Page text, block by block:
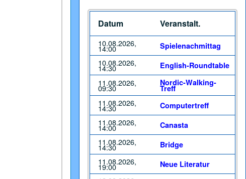
Datum Veranstalt.
10.08.2026,
14:00 Spielenachmittag
10.08.2026,
14:30 English-Roundtable
11.08.2026,
09:30
Nordic-Walking-
Treff
11.08.2026,
14:30 Computertreff
11.08.2026,
14:00 Canasta
11.08.2026,
14:30 Bridge
11.08.2026,
19:00 Neue Literatur